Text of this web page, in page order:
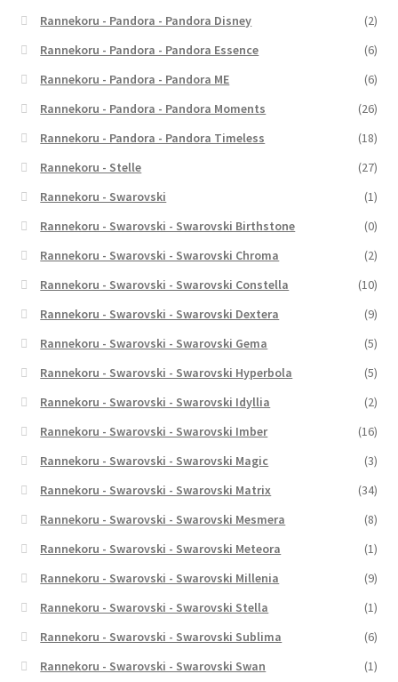
Rannekoru - Pandora - Pandora Disney
(2)
Rannekoru - Pandora - Pandora Essence
(6)
Rannekoru - Pandora - Pandora ME
(6)
Rannekoru - Pandora - Pandora Moments
(26)
Rannekoru - Pandora - Pandora Timeless
(18)
Rannekoru - Stelle
(27)
Rannekoru - Swarovski
(1)
Rannekoru - Swarovski - Swarovski Birthstone
(0)
Rannekoru - Swarovski - Swarovski Chroma
(2)
Rannekoru - Swarovski - Swarovski Constella
(10)
Rannekoru - Swarovski - Swarovski Dextera
(9)
Rannekoru - Swarovski - Swarovski Gema
(5)
Rannekoru - Swarovski - Swarovski Hyperbola
(5)
Rannekoru - Swarovski - Swarovski Idyllia
(2)
Rannekoru - Swarovski - Swarovski Imber
(16)
Rannekoru - Swarovski - Swarovski Magic
(3)
Rannekoru - Swarovski - Swarovski Matrix
(34)
Rannekoru - Swarovski - Swarovski Mesmera
(8)
Rannekoru - Swarovski - Swarovski Meteora
(1)
Rannekoru - Swarovski - Swarovski Millenia
(9)
Rannekoru - Swarovski - Swarovski Stella
(1)
Rannekoru - Swarovski - Swarovski Sublima
(6)
Rannekoru - Swarovski - Swarovski Swan
(1)